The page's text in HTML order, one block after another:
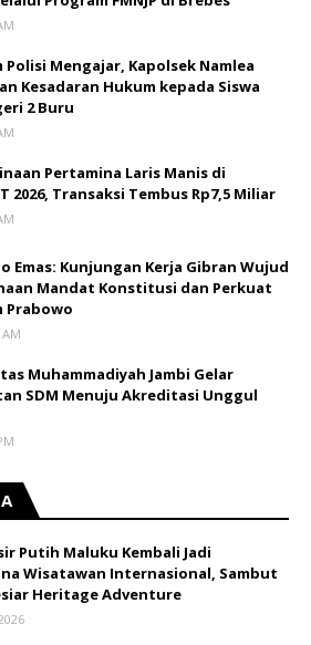
Polisi Mengajar, Kapolsek Namlea
Kesadaran Hukum kepada Siswa
2 Buru
Pertamina Laris Manis di
2026, Transaksi Tembus Rp7,5 Miliar
Emas: Kunjungan Kerja Gibran Wujud
Mandat Konstitusi dan Perkuat
Prabowo
AM
Muhammadiyah Jambi Gelar
SDM Menuju Akreditasi Unggul
Putih Maluku Kembali Jadi
Wisatawan Internasional, Sambut
Heritage Adventure